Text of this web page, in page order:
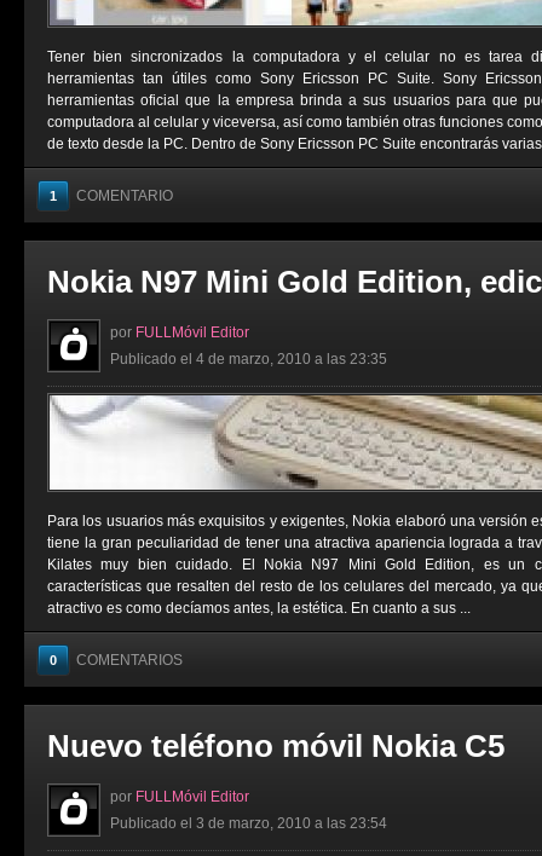
Tener bien sincronizados la computadora y el celular no es tarea
herramientas tan útiles como Sony Ericsson PC Suite. Sony
herramientas oficial que la empresa brinda a sus usuarios para que
computadora al celular y viceversa, así como también otras funciones
de texto desde la PC. Dentro de Sony Ericsson PC Suite encontrarás
1 COMENTARIO
Nokia N97 Mini Gold Edition,
por FULLMóvil Editor
Publicado el 4 de marzo, 2010 a las 23:35
Para los usuarios más exquisitos y exigentes, Nokia elaboró una versión
tiene la gran peculiaridad de tener una atractiva apariencia lograda a
Kilates muy bien cuidado. El Nokia N97 Mini Gold Edition, es un
características que resalten del resto de los celulares del mercado, ya
atractivo es como decíamos antes, la estética. En cuanto a sus ...
0 COMENTARIOS
Nuevo teléfono móvil Nokia C5
por FULLMóvil Editor
Publicado el 3 de marzo, 2010 a las 23:54